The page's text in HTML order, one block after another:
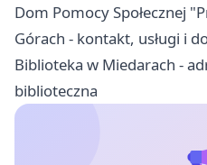
Dom Pomocy Społecznej
Górach - kontakt, usługi i
Biblioteka w Miedarach -
biblioteczna